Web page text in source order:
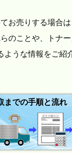
お売りする場合
のことや、トナ
ような情報をご紹
までの手順と流れ